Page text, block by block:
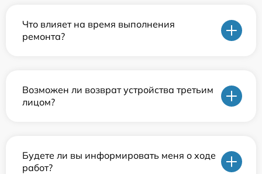
Что влияет на время выполнения
ремонта?
Возможен ли возврат устройства третьим
лицом?
Будете ли вы информировать меня о ходе
работ?